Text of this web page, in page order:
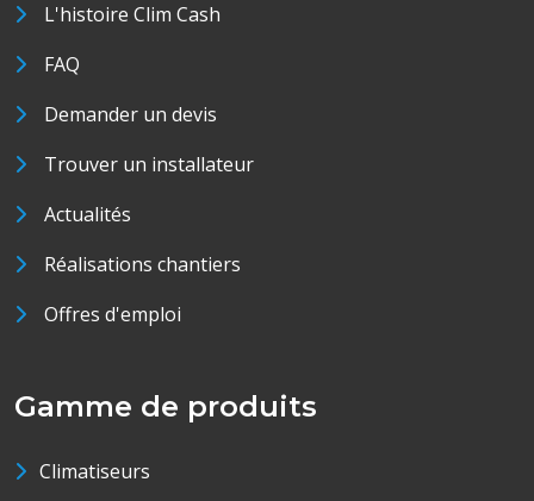
L'histoire Clim Cash
FAQ
Demander un devis
Trouver un installateur
Actualités
Réalisations chantiers
Offres d'emploi
Gamme de produits
Climatiseurs